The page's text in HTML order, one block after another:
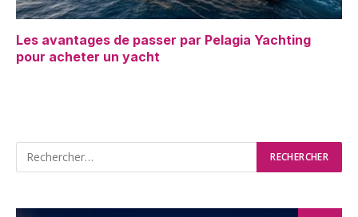
Les avantages de passer par Pelagia Yachting
pour acheter un yacht